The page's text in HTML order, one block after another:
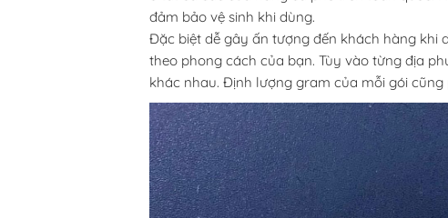
đảm bảo vệ sinh khi dùng.
Đặc biệt dễ gây ấn tượng đến khách hàng khi
theo phong cách của bạn. Tùy vào từng địa
khác nhau. Định lượng gram của mỗi gói